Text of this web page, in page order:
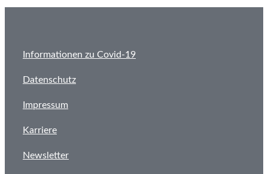
Informationen zu Covid-19
Datenschutz
Impressum
Karriere
Newsletter